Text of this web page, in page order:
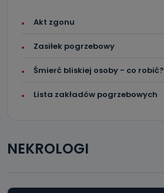
Akt zgonu
Zasiłek pogrzebowy
Śmierć bliskiej osoby - co robić?
Lista zakładów pogrzebowych
NEKROLOGI